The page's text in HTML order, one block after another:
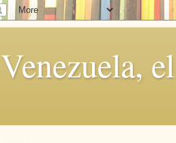
Venezuela,